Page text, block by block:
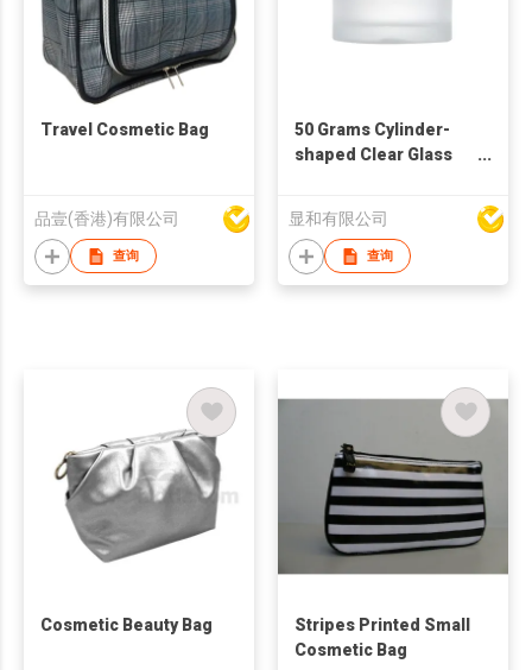
Travel Cosmetic Bag
品壹(香港)有限公司
查询
50 Grams Cylinder-
shaped Clear Glass
显和有限公司
查询
Cosmetic Beauty Bag
Stripes Printed Small
Cosmetic Bag